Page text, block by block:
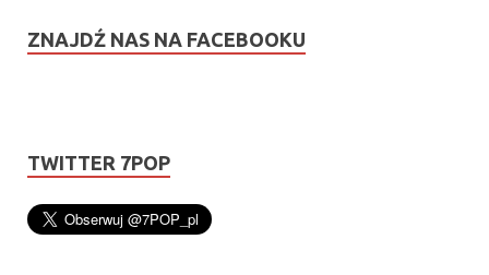
ZNAJDŹ NAS NA FACEBOOKU
TWITTER 7POP